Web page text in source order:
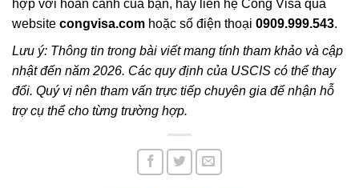
hợp với hoàn cảnh của bạn, hãy liên hệ Cổng Visa qua
website congvisa.com hoặc số điện thoại 0909.999.543.
Lưu ý: Thông tin trong bài viết mang tính tham khảo và cập
nhật đến năm 2026. Các quy định của USCIS có thể thay
đổi. Quý vị nên tham vấn trực tiếp chuyên gia để nhận hỗ
trợ cụ thể cho từng trường hợp.